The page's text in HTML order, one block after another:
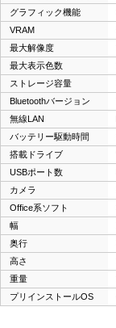
グラフィック機能
VRAM
最大解像度
最大表示色数
ストレージ容量
Bluetoothバージョン
無線LAN
バッテリー駆動時間
搭載ドライブ
USBポート数
カメラ
Office系ソフト
幅
奥行
高さ
重量
プリインストールOS